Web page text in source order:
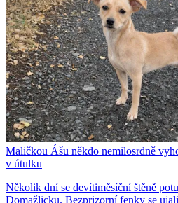
Maličkou Ášu někdo nemilosrdně
v útulku
Několik dní se devítiměsíční štěně
Domažlicku. Bezprizorní fenky se